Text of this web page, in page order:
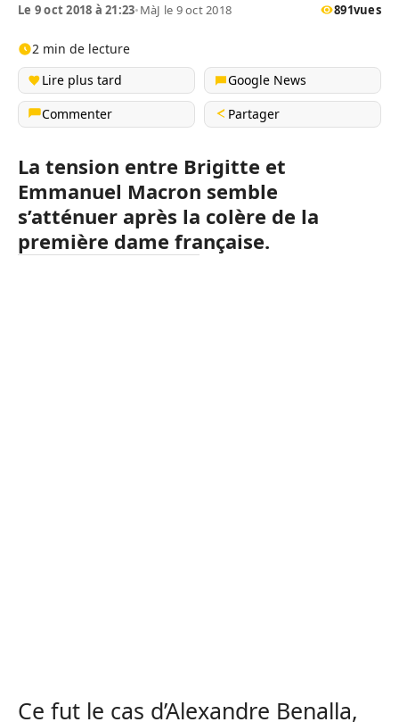
Le 9 oct 2018 à 21:23•MàJ le 9 oct 2018 891vues
2 min de lecture
Lire plus tard
Google News
Commenter
Partager
La tension entre Brigitte et
Emmanuel Macron semble
s’atténuer après la colère de la
première dame française.
Ce fut le cas d’Alexandre Benalla,